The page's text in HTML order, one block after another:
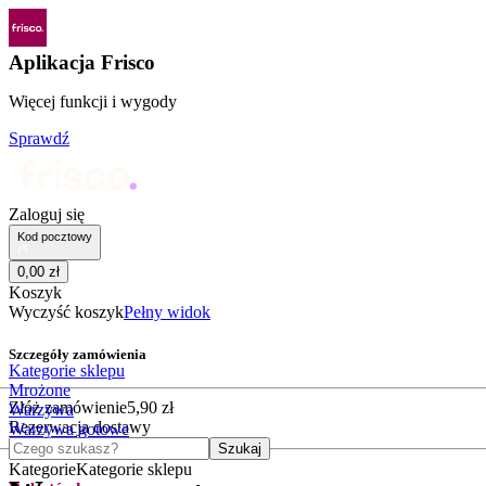
Aplikacja Frisco
Więcej funkcji i wygody
Sprawdź
Zaloguj się
Kod pocztowy
0,00 zł
Koszyk
Wyczyść koszykPełny widok
Szczegóły zamówienia
Złóż zamówienie5,90 zł
Rezerwacja dostawy
Czego szukasz?
Szukaj
KategorieKategorie sklepu
Kategorie sklepu
Mrożone
Warzywa
Warzywa gotowe